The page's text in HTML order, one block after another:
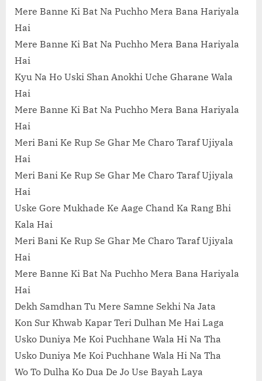
Mere Banne Ki Bat Na Puchho Mera Bana Hariyala
Hai
Mere Banne Ki Bat Na Puchho Mera Bana Hariyala
Hai
Kyu Na Ho Uski Shan Anokhi Uche Gharane Wala
Hai
Mere Banne Ki Bat Na Puchho Mera Bana Hariyala
Hai
Meri Bani Ke Rup Se Ghar Me Charo Taraf Ujiyala
Hai
Meri Bani Ke Rup Se Ghar Me Charo Taraf Ujiyala
Hai
Uske Gore Mukhade Ke Aage Chand Ka Rang Bhi
Kala Hai
Meri Bani Ke Rup Se Ghar Me Charo Taraf Ujiyala
Hai
Mere Banne Ki Bat Na Puchho Mera Bana Hariyala
Hai
Dekh Samdhan Tu Mere Samne Sekhi Na Jata
Kon Sur Khwab Kapar Teri Dulhan Me Hai Laga
Usko Duniya Me Koi Puchhane Wala Hi Na Tha
Usko Duniya Me Koi Puchhane Wala Hi Na Tha
Wo To Dulha Ko Dua De Jo Use Bayah Laya